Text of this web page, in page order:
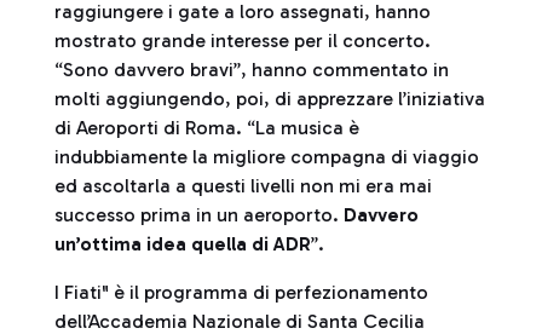
raggiungere i gate a loro assegnati, hanno
mostrato grande interesse per il concerto.
“Sono davvero bravi”, hanno commentato in
molti aggiungendo, poi, di apprezzare l’iniziativa
di Aeroporti di Roma. “La musica è
indubbiamente la migliore compagna di viaggio
ed ascoltarla a questi livelli non mi era mai
successo prima in un aeroporto. Davvero
un’ottima idea quella di ADR”.
I Fiati" è il programma di perfezionamento
dell’Accademia Nazionale di Santa Cecilia